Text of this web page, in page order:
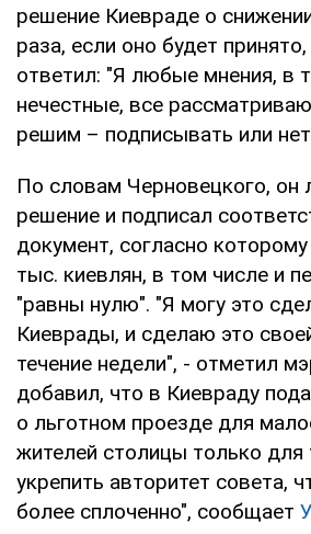
решение Киевраде о
раза, если оно будет
ответил: "Я любые мнения, в
нечестные, все
решим – подписывать или
По словам Черновецкого, он
решение и подписал
документ, согласно
тыс. киевлян, в том числе и
"равны нулю". "Я могу это
Киеврады, и сделаю это
течение недели", - отметил
добавил, что в Киевраду
о льготном проезде для
жителей столицы только для
укрепить авторитет совета,
более сплоченно", сообщает